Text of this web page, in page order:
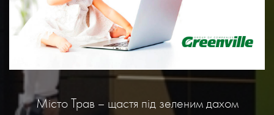
Місто Трав – щастя під зеленим дахом